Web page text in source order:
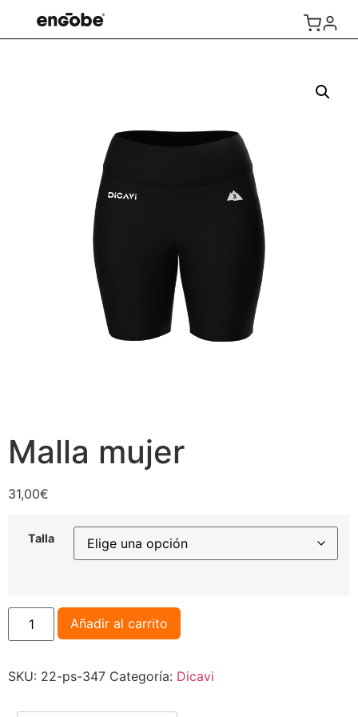
Malla mujer
31,00€
Talla
Añadir al carrito
SKU: 22-ps-347 Categoría: Dicavi